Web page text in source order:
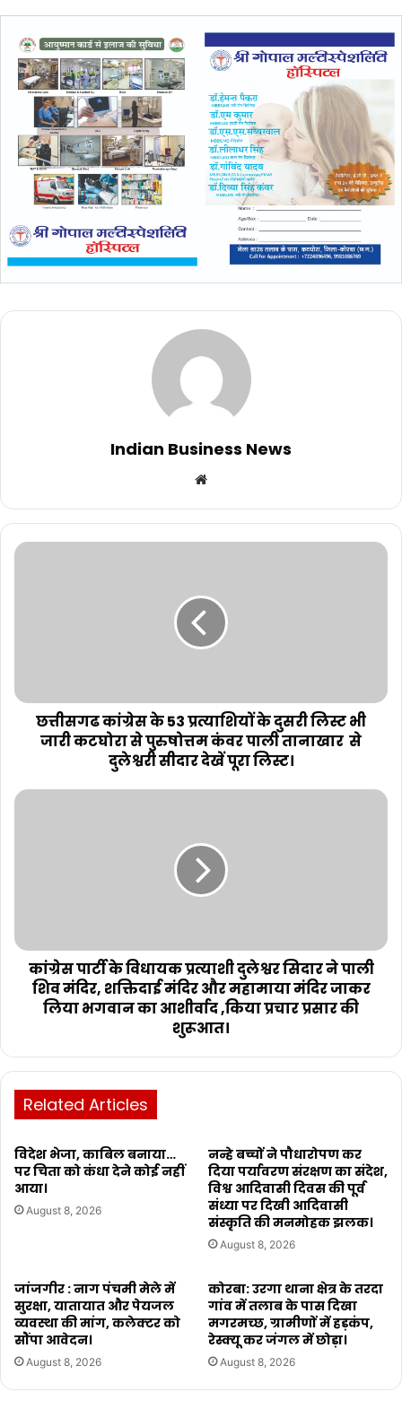
Indian Business News
Website
छत्तीसगढ कांग्रेस के 53 प्रत्याशियों के दुसरी लिस्ट भी
जारी कटघोरा से पुरुषोत्तम कंवर पाली तानाखार से
दुलेश्वरी सीदार देखें पूरा लिस्ट।
कांग्रेस पार्टी के विधायक प्रत्याशी दुलेश्वर सिदार ने पाली
शिव मंदिर, शक्तिदाई मंदिर और महामाया मंदिर जाकर
लिया भगवान का आशीर्वाद ,किया प्रचार प्रसार की
शुरूआत।
Related Articles
विदेश भेजा, काबिल बनाया…
पर चिता को कंधा देने कोई नहीं
आया।
August 8, 2026
नन्हे बच्चों ने पौधारोपण कर
दिया पर्यावरण संरक्षण का संदेश,
विश्व आदिवासी दिवस की पूर्व
संध्या पर दिखी आदिवासी
संस्कृति की मनमोहक झलक।
August 8, 2026
जांजगीर : नाग पंचमी मेले में
सुरक्षा, यातायात और पेयजल
व्यवस्था की मांग, कलेक्टर को
सौंपा आवेदन।
August 8, 2026
कोरबा: उरगा थाना क्षेत्र के तरदा
गांव में तलाब के पास दिखा
मगरमच्छ, ग्रामीणों में हड़कंप,
रेस्क्यू कर जंगल में छोड़ा।
August 8, 2026